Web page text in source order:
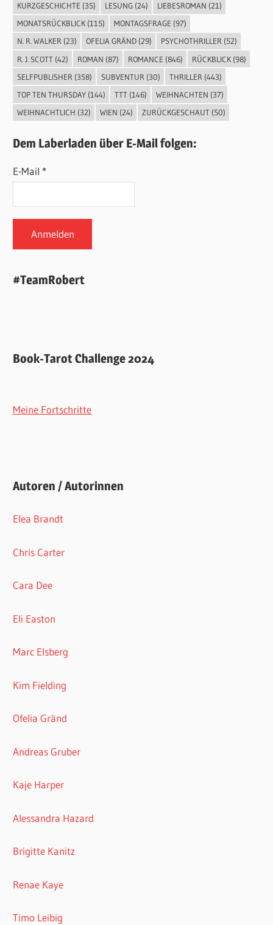
KURZGESCHICHTE (35) LESUNG(24) LIEBESROMAN (21)
MONATSRÜCKBLICK(115) MONTAGSFRAGE (97)
N. R. WALKER(23) OFELIA GRÄND(29) PSYCHOTHRILLER(52)
R. J. SCOTT(42) ROMAN (87) ROMANCE (846) RÜCKBLICK(98)
SELFPUBLISHER (358) SUBVENTUR (30) THRILLER (443)
TOP TEN THURSDAY(144) TTT(146) WEIHNACHTEN (37)
WEIHNACHTLICH (32) WIEN (24) ZURÜCKGESCHAUT(50)
Dem Laberladen über E-Mail folgen:
E-Mail *
#TeamRobert
Book-Tarot Challenge 2024
Meine Fortschritte
Autoren / Autorinnen
Elea Brandt
Chris Carter
Cara Dee
Eli Easton
Marc Elsberg
Kim Fielding
Ofelia Gränd
Andreas Gruber
Kaje Harper
Alessandra Hazard
Brigitte Kanitz
Renae Kaye
Timo Leibig